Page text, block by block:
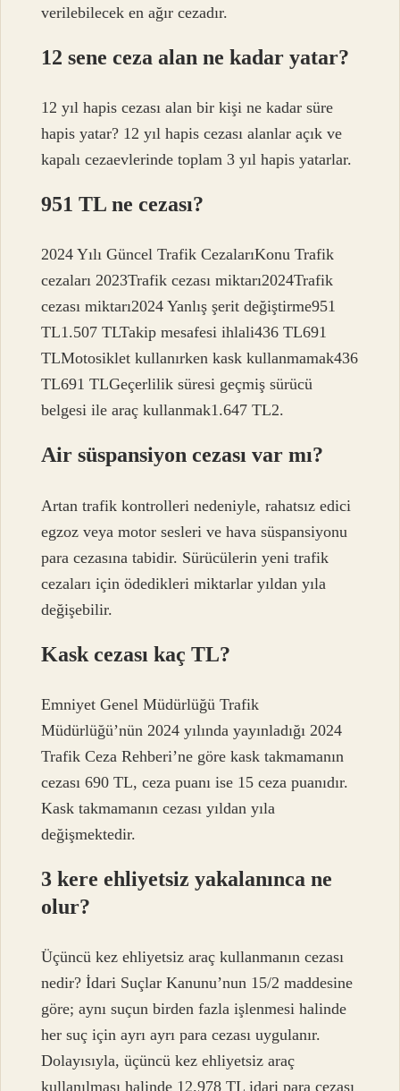
verilebilecek en ağır cezadır.
12 sene ceza alan ne kadar yatar?
12 yıl hapis cezası alan bir kişi ne kadar süre
hapis yatar? 12 yıl hapis cezası alanlar açık ve
kapalı cezaevlerinde toplam 3 yıl hapis yatarlar.
951 TL ne cezası?
2024 Yılı Güncel Trafik CezalarıKonu Trafik
cezaları 2023Trafik cezası miktarı2024Trafik
cezası miktarı2024 Yanlış şerit değiştirme951
TL1.507 TLTakip mesafesi ihlali436 TL691
TLMotosiklet kullanırken kask kullanmamak436
TL691 TLGeçerlilik süresi geçmiş sürücü
belgesi ile araç kullanmak1.647 TL2.
Air süspansiyon cezası var mı?
Artan trafik kontrolleri nedeniyle, rahatsız edici
egzoz veya motor sesleri ve hava süspansiyonu
para cezasına tabidir. Sürücülerin yeni trafik
cezaları için ödedikleri miktarlar yıldan yıla
değişebilir.
Kask cezası kaç TL?
Emniyet Genel Müdürlüğü Trafik
Müdürlüğü’nün 2024 yılında yayınladığı 2024
Trafik Ceza Rehberi’ne göre kask takmamanın
cezası 690 TL, ceza puanı ise 15 ceza puanıdır.
Kask takmamanın cezası yıldan yıla
değişmektedir.
3 kere ehliyetsiz yakalanınca ne
olur?
Üçüncü kez ehliyetsiz araç kullanmanın cezası
nedir? İdari Suçlar Kanunu’nun 15/2 maddesine
göre; aynı suçun birden fazla işlenmesi halinde
her suç için ayrı ayrı para cezası uygulanır.
Dolayısıyla, üçüncü kez ehliyetsiz araç
kullanılması halinde 12.978 TL idari para cezası